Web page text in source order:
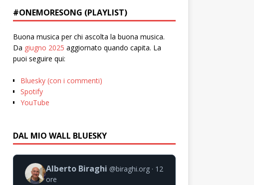
#ONEMORESONG (PLAYLIST)
Buona musica per chi ascolta la buona musica.
Da giugno 2025 aggiornato quando capita. La
puoi seguire qui:
Bluesky (con i commenti)
Spotify
YouTube
DAL MIO WALL BLUESKY
Alberto Biraghi @biraghi.org
12
ore